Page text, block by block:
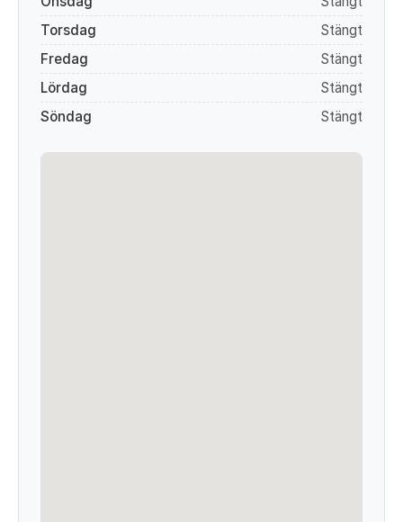
Torsdag
Stängt
Fredag
Stängt
Lördag
Stängt
Söndag
Stängt